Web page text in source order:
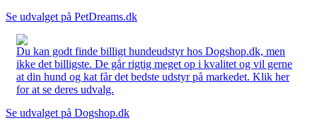
Se udvalget på PetDreams.dk
Du kan godt finde billigt hundeudstyr hos Dogshop.dk, men
ikke det billigste. De går rigtig meget op i kvalitet og vil gerne
at din hund og kat får det bedste udstyr på markedet. Klik her
for at se deres udvalg.
Se udvalget på Dogshop.dk